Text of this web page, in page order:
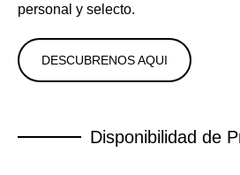
personal y selecto.
DESCUBRENOS AQUI
Disponibilidad de